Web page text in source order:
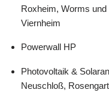
Roxheim, Worms
Viernheim
Powerwall HP
Photovoltaik &
Neuschloß,